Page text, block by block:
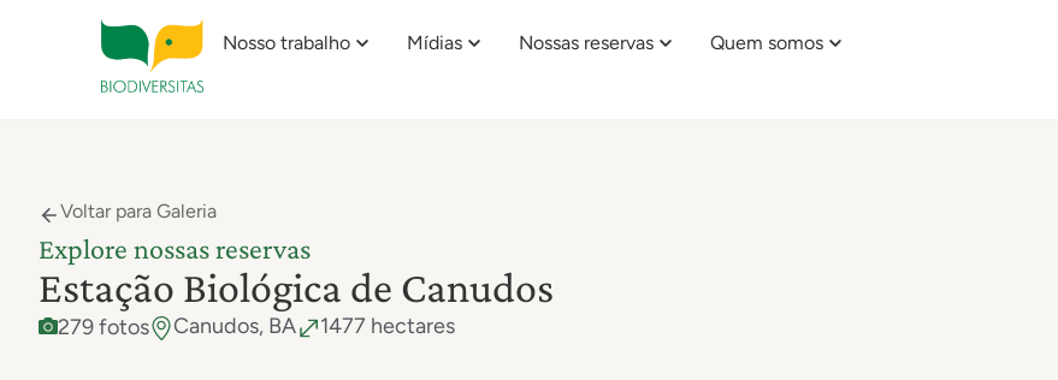
Nosso trabalho Mídias Nossas reservas Quem somos
Voltar para Galeria
Explore nossas reservas
Estação Biológica de Canudos
279 fotos Canudos, BA 1477 hectares